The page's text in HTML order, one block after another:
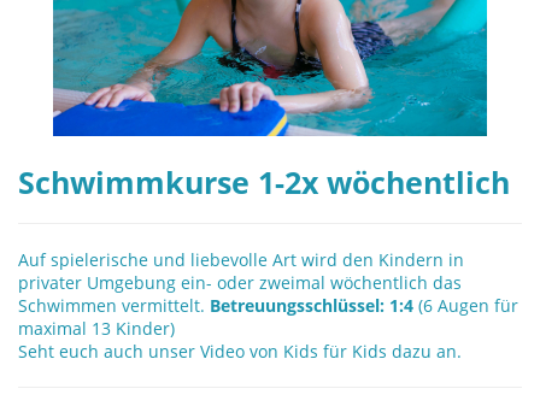
Schwimmkurse 1-2x wöchentlich
Auf spielerische und liebevolle Art wird den Kindern in
privater Umgebung ein- oder zweimal wöchentlich das
Schwimmen vermittelt. Betreuungsschlüssel: 1:4 (6 Augen für
maximal 13 Kinder)
Seht euch auch unser Video von Kids für Kids dazu an.